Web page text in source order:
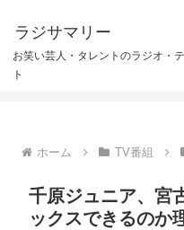
ラジサマリー
お笑い芸人・タレントのラジオ・
ト
ホーム TV番組
千原ジュニア、宮
ックスできるのか